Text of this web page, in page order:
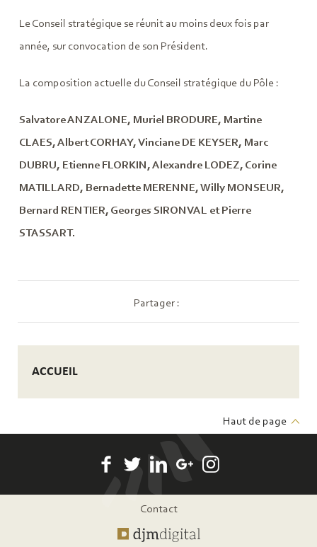
ACCUEIL
Le Conseil stratégique se réunit au moins deux fois par
année, sur convocation de son Président.
La composition actuelle du Conseil stratégique du Pôle :
Salvatore ANZALONE, Muriel BRODURE, Martine
CLAES, Albert CORHAY, Vinciane DE KEYSER, Marc
DUBRU, Etienne FLORKIN, Alexandre LODEZ, Corine
MATILLARD, Bernadette MERENNE, Willy MONSEUR,
Bernard RENTIER, Georges SIRONVAL et Pierre
STASSART.
Partager :
Haut de page
Contact